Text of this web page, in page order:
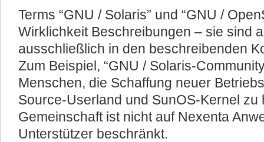
Terms “GNU / Solaris” und “GNU /
Wirklichkeit Beschreibungen – sie sind
ausschließlich in den beschreibenden
Zum Beispiel, “GNU / Solaris-
Menschen, die Schaffung neuer
Source-Userland und SunOS-Kernel zu
Gemeinschaft ist nicht auf Nexenta
Unterstützer beschränkt.